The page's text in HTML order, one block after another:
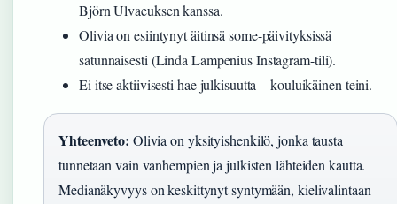
Björn Ulvaeuksen kanssa.
Olivia on esiintynyt äitinsä some-päivityksissä
satunnaisesti (Linda Lampenius Instagram-tili).
Ei itse aktiivisesti hae julkisuutta – kouluikäinen teini.
Yhteenveto: Olivia on yksityishenkilö, jonka tausta
tunnetaan vain vanhempien ja julkisten lähteiden kautta.
Medianäkyvyys on keskittynyt syntymään, kielivalintaan